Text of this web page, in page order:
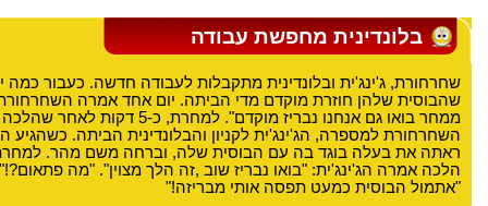
בלונדינית מחפשת עבודה
שחרחורת, ג'ינג'ית ובלונדינית מתקבלות לעבודה חדשה. כעבור כמה
שהבוסית שלהן חוזרת מוקדם מדי הביתה. יום אחד אמרה
ממחר בואו גם אנחנו נבריז מוקדם". למחרת,
השחרחורת למספרה, הג'ינג'ית לקניון והבלונדינית הביתה. כשהגיע
ראתה את בעלה בוגד בה עם הבוסית שלה, וברחה משם מהר.
הלכה אמרה הג'ינג'ית: "בואו נבריז שוב ,זה הלך מצוין". "מה
"אתמול הבוסית כמעט תפסה אותי מבריזה!"